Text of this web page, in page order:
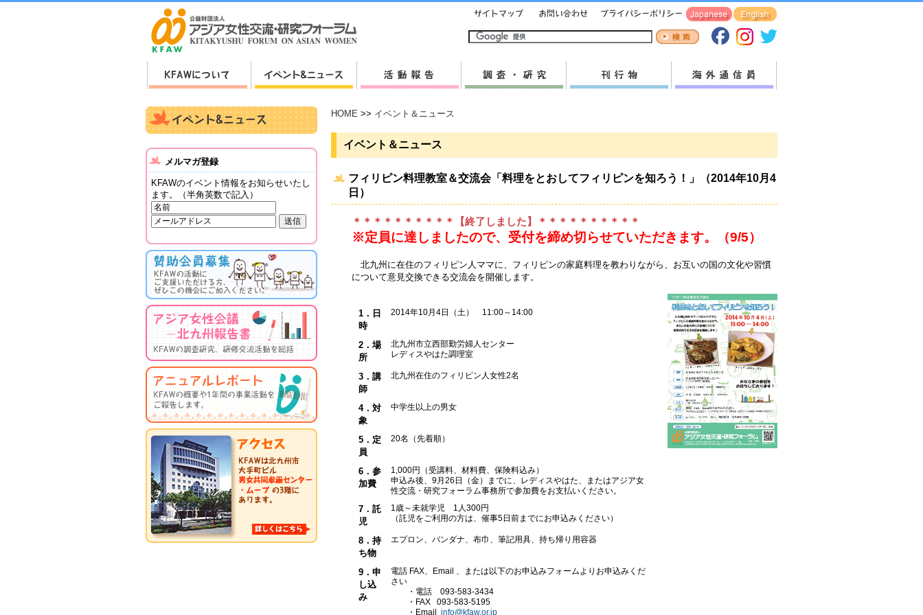
HOME >> イベント＆ニュース
イベント＆ニュース
フィリピン料理教室＆交流会「料理をとおしてフィリピンを知ろう！」（2014年10月4
日）
＊＊＊＊＊＊＊＊＊＊【終了しました】＊＊＊＊＊＊＊＊＊＊
※定員に達しましたので、受付を締め切らせていただきます。（9/5）
北九州に在住のフィリピン人ママに、フィリピンの家庭料理を教わりながら、お互いの国の文化や習慣
について意見交換できる交流会を開催します。
1．日
時
2014年10月4日（土） 11:00～14:00
2．場
所
北九州市立西部勤労婦人センター
レディスやはた調理室
3．講
師
北九州在住のフィリピン人女性2名
4．対
象
中学生以上の男女
5．定
員
20名（先着順）
6．参
加費
1,000円（受講料、材料費、保険料込み）
申込み後、9月26日（金）までに、レディスやはた、またはアジア女
性交流・研究フォーラム事務所で参加費をお支払いください。
7．託
児
1歳～未就学児 1人300円
（託児をご利用の方は、催事5日前までにお申込みください）
8．持
ち物
エプロン、バンダナ、布巾、筆記用具、持ち帰り用容器
9．申
し込
み
電話 FAX、Email 、または以下のお申込みフォームよりお申込みくだ
さい
・電話 093-583-3434
・FAX 093-583-5195
・Email info@kfaw.or.jp
メルマガ登録
KFAWのイベント情報をお知らせいたし
ます。（半角英数で記入）